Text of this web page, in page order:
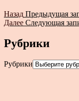
Назад Предыдущая
Далее Следующая
Рубрики
Рубрики